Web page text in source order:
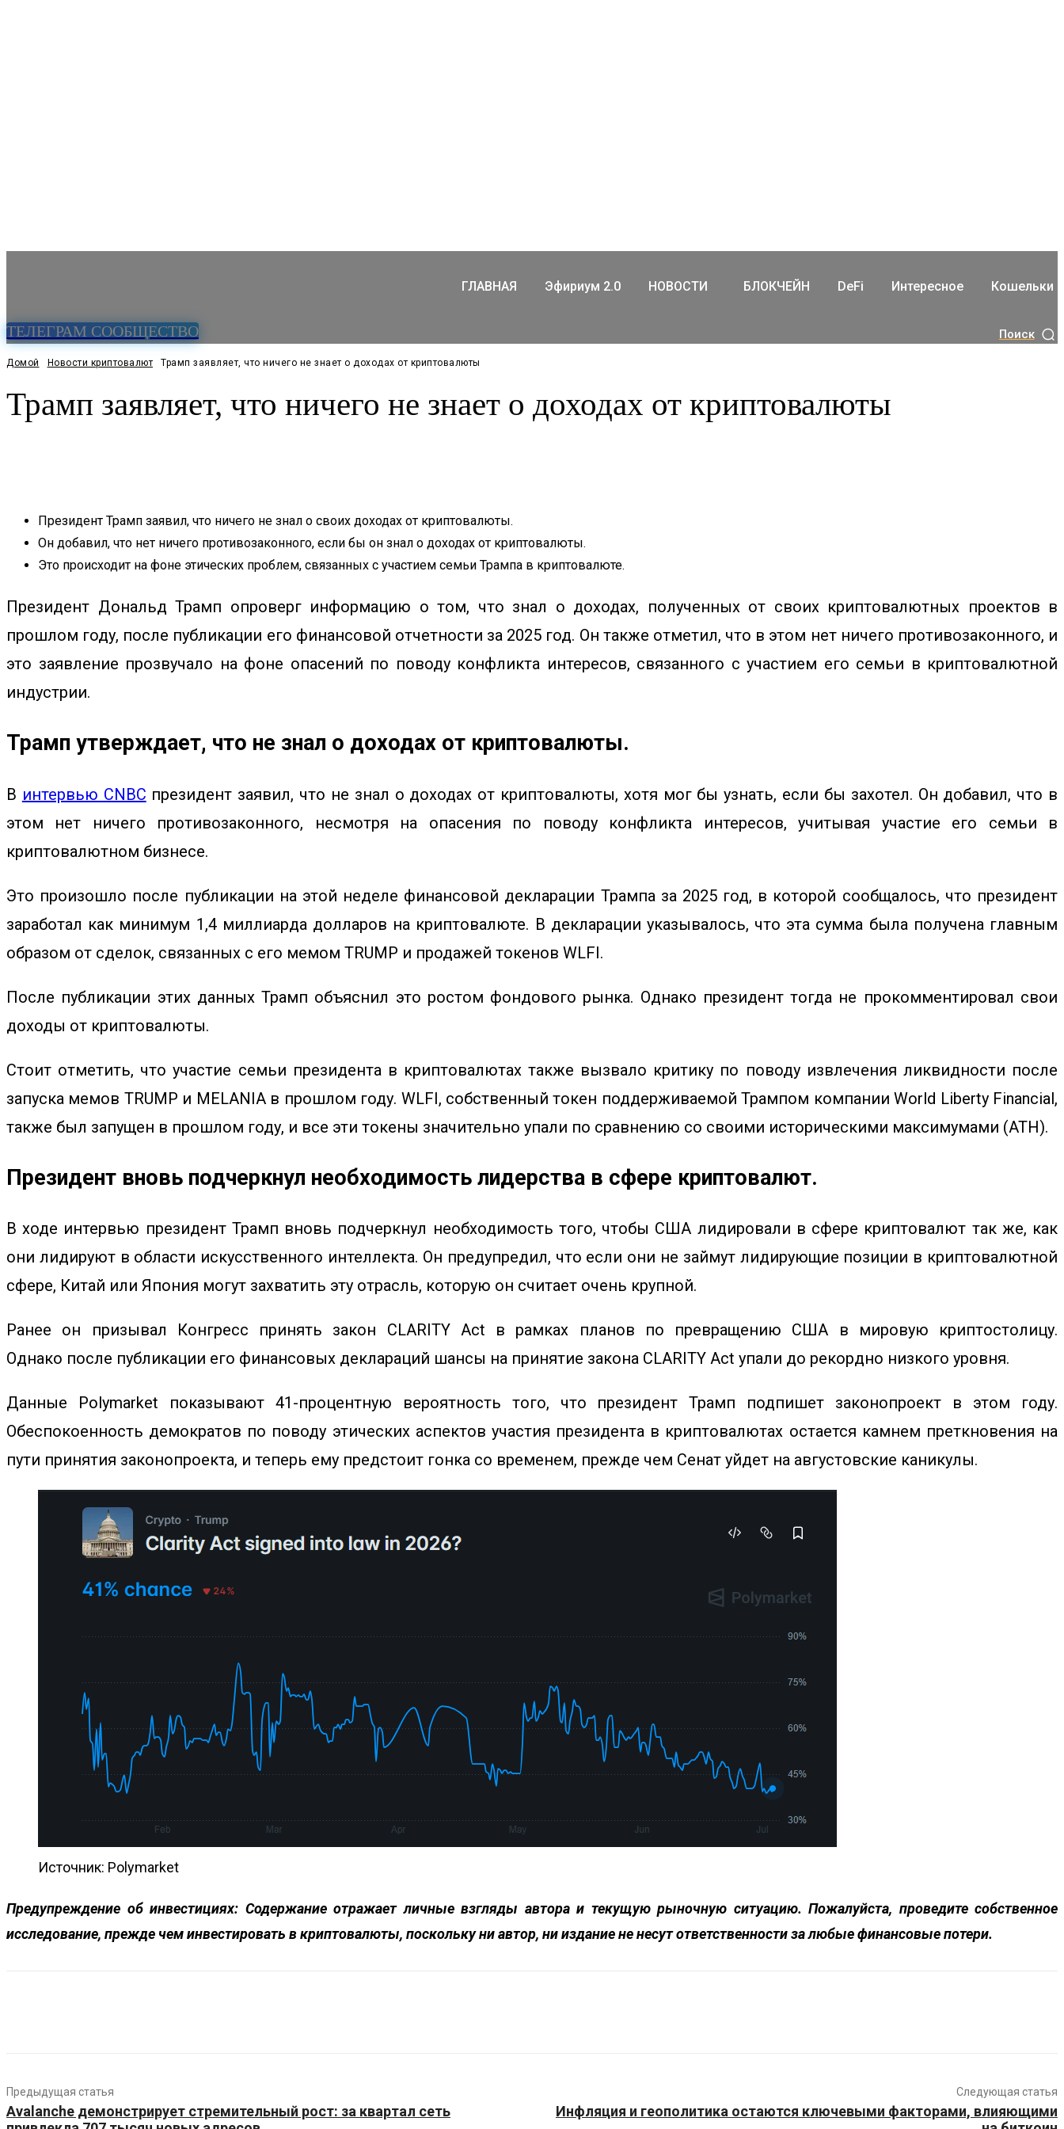
ТЕЛЕГРАМ СООБЩЕСТВО
ГЛАВНАЯ Эфириум 2.0 НОВОСТИ БЛОКЧЕЙН DeFi Интересное Кошельки
Поиск
Домой Новости криптовалют Трамп заявляет, что ничего не знает о доходах от криптовалюты
Трамп заявляет, что ничего не знает о доходах от криптовалюты
Президент Трамп заявил, что ничего не знал о своих доходах от криптовалюты.
Он добавил, что нет ничего противозаконного, если бы он знал о доходах от криптовалюты.
Это происходит на фоне этических проблем, связанных с участием семьи Трампа в криптовалюте.
Президент Дональд Трамп опроверг информацию о том, что знал о доходах, полученных от своих криптовалютных проектов в
прошлом году, после публикации его финансовой отчетности за 2025 год. Он также отметил, что в этом нет ничего противозаконного, и
это заявление прозвучало на фоне опасений по поводу конфликта интересов, связанного с участием его семьи в криптовалютной
индустрии.
Трамп утверждает, что не знал о доходах от криптовалюты.
В интервью CNBC президент заявил, что не знал о доходах от криптовалюты, хотя мог бы узнать, если бы захотел. Он добавил, что в
этом нет ничего противозаконного, несмотря на опасения по поводу конфликта интересов, учитывая участие его семьи в
криптовалютном бизнесе.
Это произошло после публикации на этой неделе финансовой декларации Трампа за 2025 год, в которой сообщалось, что президент
заработал как минимум 1,4 миллиарда долларов на криптовалюте. В декларации указывалось, что эта сумма была получена главным
образом от сделок, связанных с его мемом TRUMP и продажей токенов WLFI.
После публикации этих данныхТрамп объяснил это ростом фондового рынка. Однако президент тогда не прокомментировал свои
доходы от криптовалюты.
Стоит отметить, что участие семьи президента в криптовалютах также вызвало критику по поводу извлечения ликвидности после
запуска мемов TRUMP и MELANIA в прошлом году. WLFI, собственный токен поддерживаемой Трампом компании World Liberty Financial,
также был запущен в прошлом году, и все эти токены значительно упали по сравнению со своими историческими максимумами (ATH).
Президент вновь подчеркнул необходимость лидерства в сфере криптовалют.
В ходе интервью президент Трамп вновь подчеркнул необходимость того, чтобы США лидировали в сфере криптовалют так же, как
они лидируют в области искусственного интеллекта. Он предупредил, что если они не займут лидирующие позиции в криптовалютной
сфере, Китай или Япония могут захватить эту отрасль, которую он считает очень крупной.
Ранее он призывал Конгресс принять закон CLARITY Act в рамках планов по превращению США в мировую криптостолицу.
Однако после публикации его финансовых деклараций шансы на принятие закона CLARITY Act упали до рекордно низкого уровня.
Данные Polymarket показывают 41-процентную вероятность того, что президент Трамп подпишет законопроект в этом году.
Обеспокоенность демократов по поводу этических аспектов участия президента в криптовалютах остается камнем преткновения на
пути принятия законопроекта, и теперь ему предстоит гонка со временем, прежде чем Сенат уйдет на августовские каникулы.
Источник: Polymarket
Предупреждение об инвестициях: Содержание отражает личные взгляды автора и текущую рыночную ситуацию. Пожалуйста, проведите собственное
исследование, прежде чем инвестировать в криптовалюты, поскольку ни автор, ни издание не несут ответственности за любые финансовые потери.
Предыдущая статья
Avalanche демонстрирует стремительный рост: за квартал сеть
Следующая статья
Инфляция и геополитика остаются ключевыми факторами, влияющими